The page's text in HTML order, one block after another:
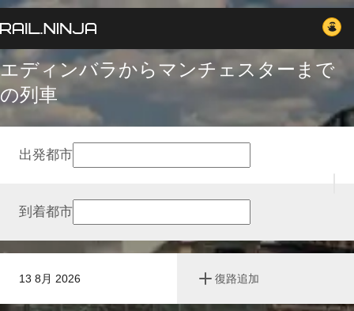
エディンバラからマンチェスターまで
の列車
13 8月 2026 復路追加
出発都市
到着都市